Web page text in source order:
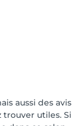
aussi des avis
trouver utiles. Si